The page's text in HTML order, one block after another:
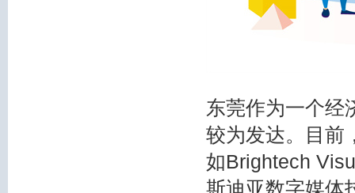
东莞作为一个经
较为发达。目前
如Brightech
斯迪亚数字媒体